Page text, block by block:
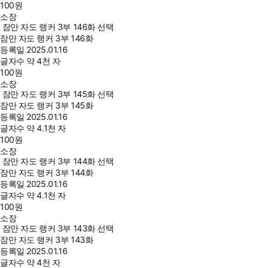
100원
소장
잠만 자도 랭커 3부 146화 선택
잠만 자도 랭커 3부 146화
등록일 2025.01.16
글자수 약 4천 자
100원
소장
잠만 자도 랭커 3부 145화 선택
잠만 자도 랭커 3부 145화
등록일 2025.01.16
글자수 약 4.1천 자
100원
소장
잠만 자도 랭커 3부 144화 선택
잠만 자도 랭커 3부 144화
등록일 2025.01.16
글자수 약 4.1천 자
100원
소장
잠만 자도 랭커 3부 143화 선택
잠만 자도 랭커 3부 143화
등록일 2025.01.16
글자수 약 4천 자